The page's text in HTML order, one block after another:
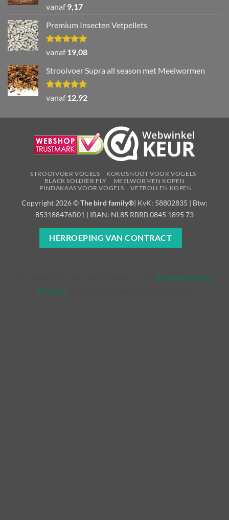
Waardering
uit 5
vanaf9,17
Premium Insecten Vetpellets
Waardering
uit 5
vanaf19,08
Strooivoer Supra all season met Meelwormen
Waardering
uit 5
vanaf12,92
STROOIVOER VOGELS
KOKOSNOOT VOOR VOGELS
BLACK SOLDIER FLY
MEELWORMEN KOPEN
PINDAKAAS VOOR VOGELS
VETBOLLEN KOPEN
Copyright 2026 ©The bird family®| KvK: 58802835 | Btw:
853188476B01 | IBAN: NL85 RBRB 0845 1895 73
HERROEPING VAN CONTRACT
WebwinkelKeur
Reviews